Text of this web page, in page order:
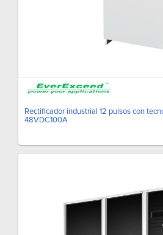
Rectificador industrial 12 pulsos con
48VDC100A